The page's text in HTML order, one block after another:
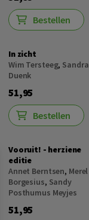
Bestellen
In zicht
Wim Tersteeg, Sandra
Duenk
51,95
Bestellen
Vooruit! - herziene
editie
Annet Berntsen, Merel
Borgesius, Sandy
Posthumus Meyjes
51,95